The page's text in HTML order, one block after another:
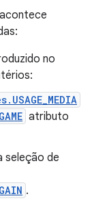
no
atributo
seleção de
.